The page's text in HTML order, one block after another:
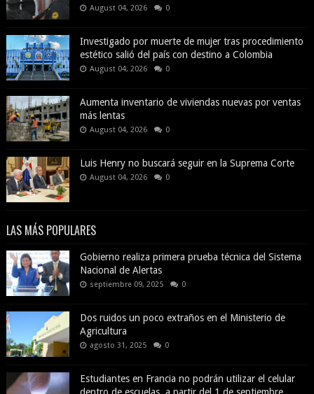
August 04, 2026 0
Investigado por muerte de mujer tras procedimiento
estético salió del país con destino a Colombia
August 04, 2026 0
Aumenta inventario de viviendas nuevas por ventas
más lentas
August 04, 2026 0
Luis Henry no buscará seguir en la Suprema Corte
August 04, 2026 0
LAS MÁS POPULARES
Gobierno realiza primera prueba técnica del Sistema
Nacional de Alertas
septiembre 09, 2025 0
Dos ruidos un poco extraños en el Ministerio de
Agricultura
agosto 31, 2025 0
Estudiantes en Francia no podrán utilizar el celular